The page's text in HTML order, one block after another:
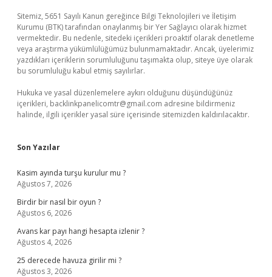
Sitemiz, 5651 Sayılı Kanun gereğince Bilgi Teknolojileri ve İletişim
Kurumu (BTK) tarafından onaylanmış bir Yer Sağlayıcı olarak hizmet
vermektedir. Bu nedenle, sitedeki içerikleri proaktif olarak denetleme
veya araştırma yükümlülüğümüz bulunmamaktadır. Ancak, üyelerimiz
yazdıkları içeriklerin sorumluluğunu taşımakta olup, siteye üye olarak
bu sorumluluğu kabul etmiş sayılırlar.
Hukuka ve yasal düzenlemelere aykırı olduğunu düşündüğünüz
içerikleri, backlinkpanelicomtr@gmail.com adresine bildirmeniz
halinde, ilgili içerikler yasal süre içerisinde sitemizden kaldırılacaktır.
Son Yazılar
Kasim ayında turşu kurulur mu ?
Ağustos 7, 2026
Birdir bir nasıl bir oyun ?
Ağustos 6, 2026
Avans kar payı hangi hesapta izlenir ?
Ağustos 4, 2026
25 derecede havuza girilir mi ?
Ağustos 3, 2026